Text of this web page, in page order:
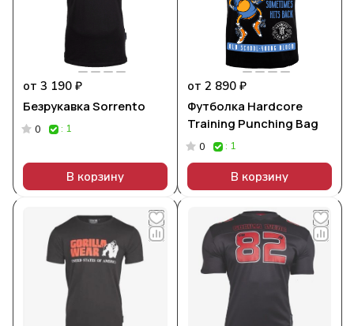
от 3 190 ₽
Безрукавка Sorrento
0 : 1
В корзину
от 2 890 ₽
Футболка Hardcore
Training Punching Bag
0 : 1
В корзину